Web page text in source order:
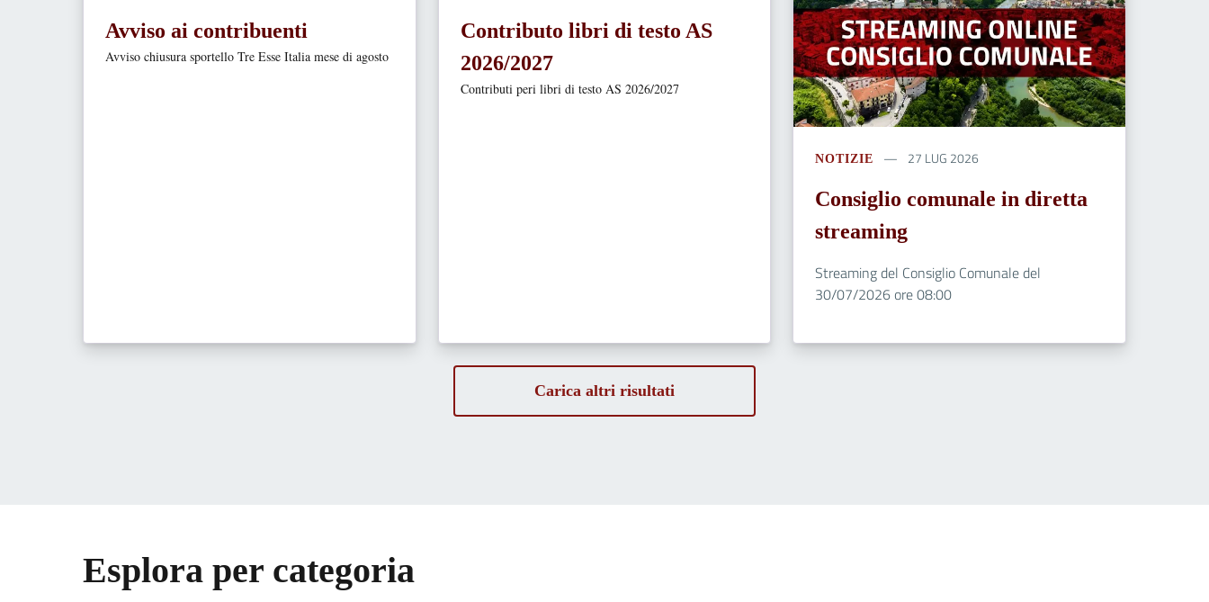
Avviso ai contribuenti
Avviso chiusura sportello Tre Esse Italia mese di agosto
Contributo libri di testo AS
2026/2027
Contributi peri libri di testo AS 2026/2027
NOTIZIE 27 LUG 2026
Consiglio comunale in diretta
streaming
Streaming del Consiglio Comunale del
30/07/2026 ore 08:00
Carica altri risultati
Esplora per categoria